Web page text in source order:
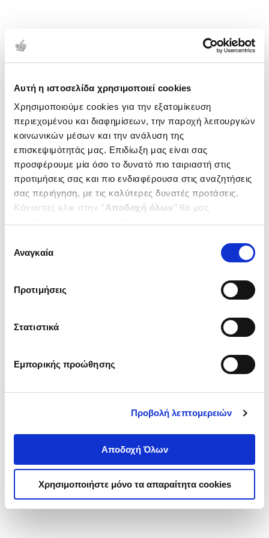
Αυτή η ιστοσελίδα χρησιμοποιεί cookies
Χρησιμοποιούμε cookies για την εξατομίκευση
περιεχομένου και διαφημίσεων, την παροχή λειτουργιών
κοινωνικών μέσων και την ανάλυση της
επισκεψιμότητάς μας. Επιδίωξη μας είναι σας
προσφέρουμε μία όσο το δυνατό πιο ταιριαστή στις
προτιμήσεις σας και πιο ενδιαφέρουσα στις αναζητήσεις
σας περιήγηση, με τις καλύτερες δυνατές προτάσεις.
Κάνοντας κλικ στην ‘’Αποδοχή όλων’’ θα μας
ενδιαφέρουν και να επιλέξετε από τα παρακάτω με την
΄΄και να ενημερωθείτε σχετικά με
συγκατάθεσης
Αναγκαία
Προτιμήσεις
Στατιστικά
Εμπορικής προώθησης
Προβολή λεπτομερειών
Αποδοχή Όλων
Χρησιμοποιήστε μόνο τα απαραίτητα cookies